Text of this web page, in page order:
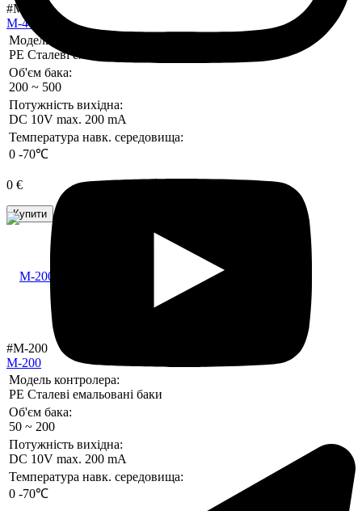
#M-400
M-400
Модель контролера:
PE Сталеві емальовані баки
Об'єм бака:
200 ~ 500
Потужність вихідна:
DC 10V max. 200 mA
Температура навк. середовища:
0 -70℃
0 €
Купити
#M-200
M-200
Модель контролера:
PE Сталеві емальовані баки
Об'єм бака:
50 ~ 200
Потужність вихідна:
DC 10V max. 200 mA
Температура навк. середовища:
0 -70℃